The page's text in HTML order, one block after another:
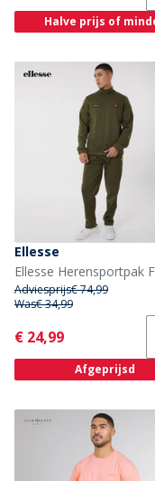
Halve prijs of
Ellesse
Adviesprijs€ 74,99
Was€ 34,99
Current
€ 24,99
Afgeprijsd